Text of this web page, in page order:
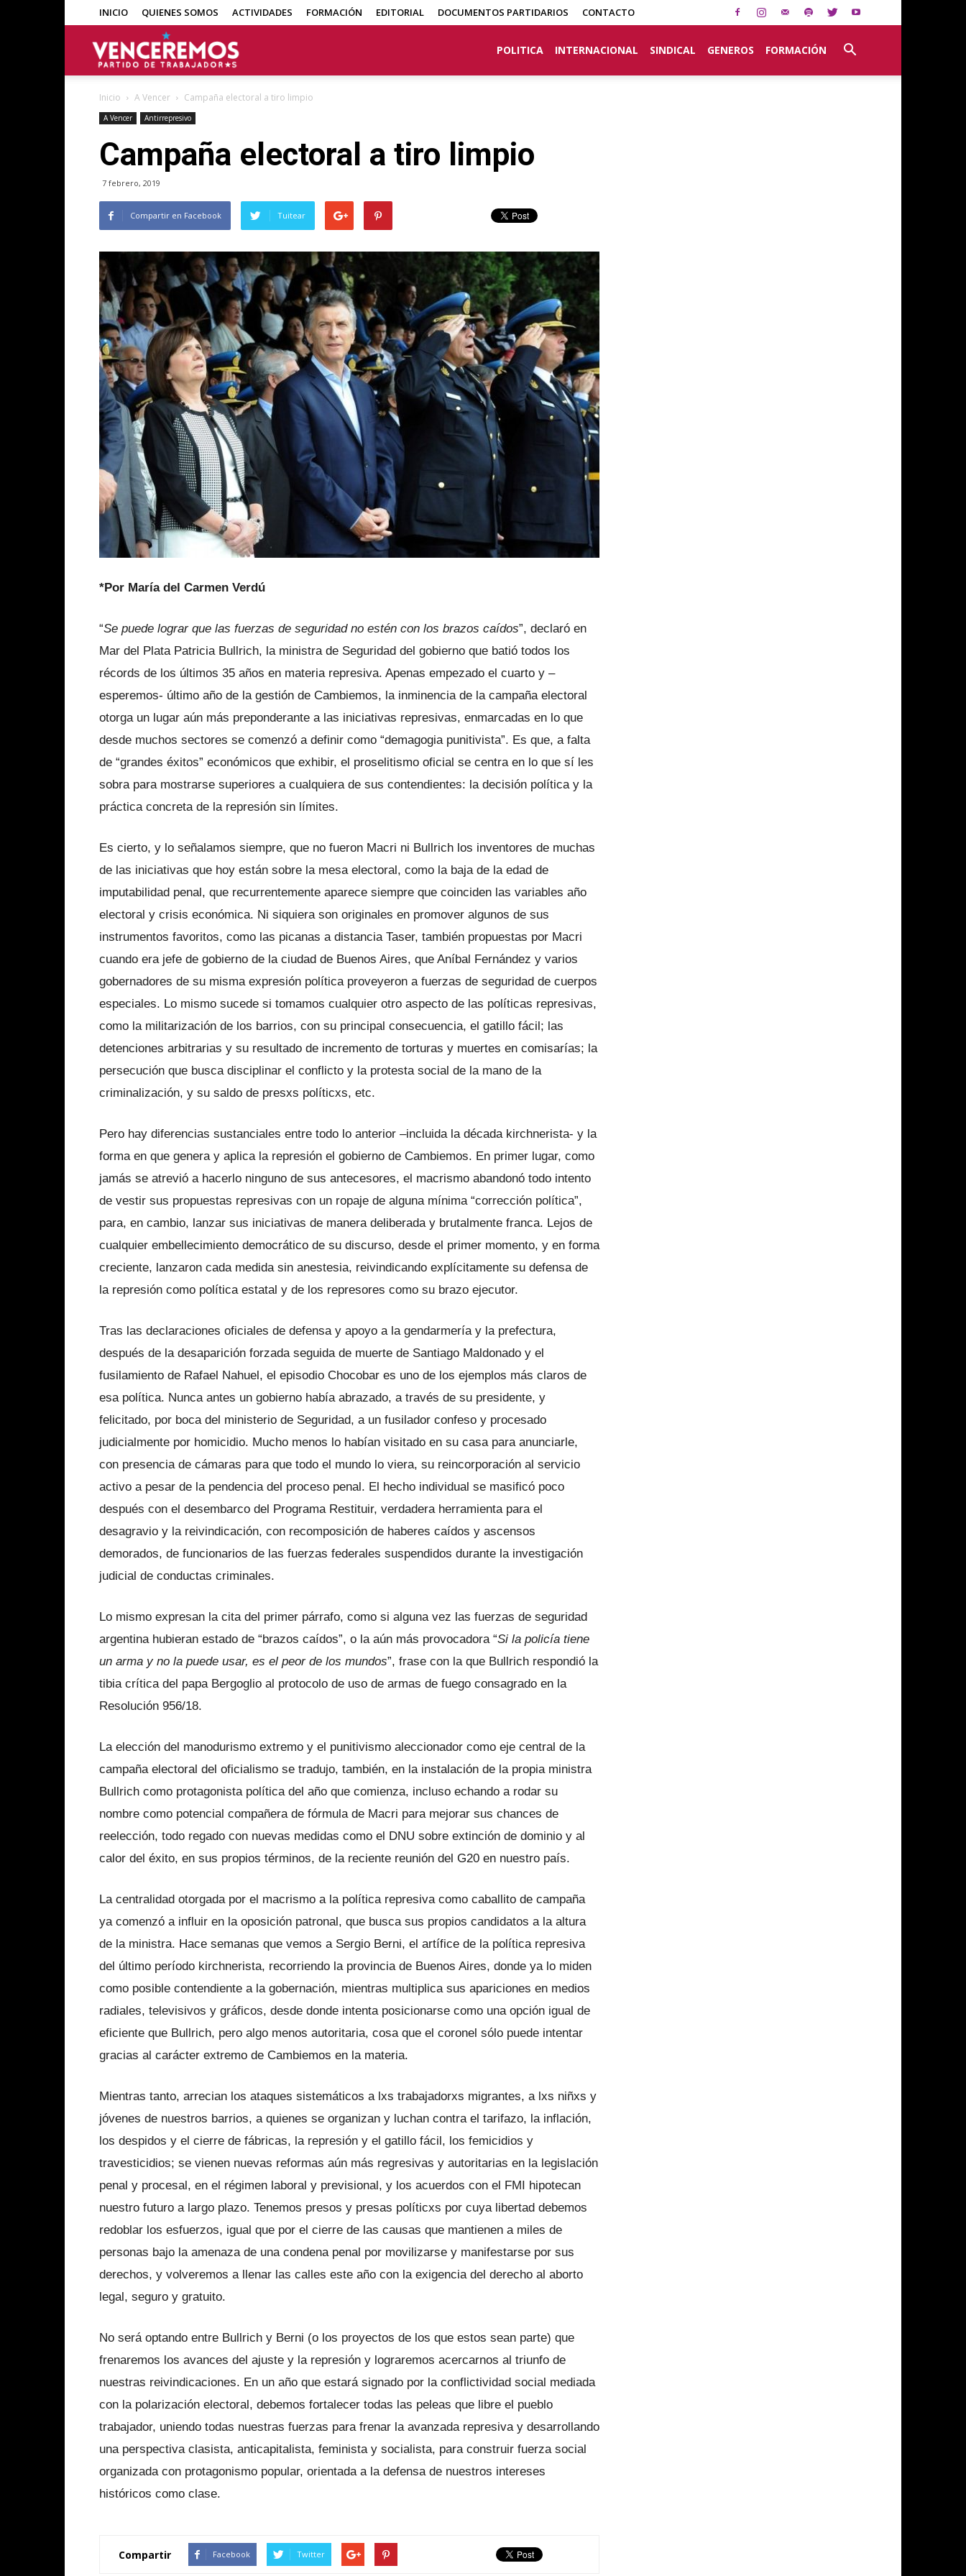
INICIO QUIENES SOMOS ACTIVIDADES FORMACIÓN EDITORIAL DOCUMENTOS PARTIDARIOS CONTACTO
POLITICA INTERNACIONAL SINDICAL GENEROS FORMACIÓN
Inicio A Vencer Campaña electoral a tiro limpio
A Vencer Antirrepresivo
Campaña electoral a tiro limpio
7 febrero, 2019
Compartir en Facebook Tuitear
*Por María del Carmen Verdú
“Se puede lograr que las fuerzas de seguridad no estén con los brazos caídos”, declaró en
Mar del Plata Patricia Bullrich, la ministra de Seguridad del gobierno que batió todos los
récords de los últimos 35 años en materia represiva. Apenas empezado el cuarto y –
esperemos- último año de la gestión de Cambiemos, la inminencia de la campaña electoral
otorga un lugar aún más preponderante a las iniciativas represivas, enmarcadas en lo que
desde muchos sectores se comenzó a definir como “demagogia punitivista”. Es que, a falta
de “grandes éxitos” económicos que exhibir, el proselitismo oficial se centra en lo que sí les
sobra para mostrarse superiores a cualquiera de sus contendientes: la decisión política y la
práctica concreta de la represión sin límites.
Es cierto, y lo señalamos siempre, que no fueron Macri ni Bullrich los inventores de muchas
de las iniciativas que hoy están sobre la mesa electoral, como la baja de la edad de
imputabilidad penal, que recurrentemente aparece siempre que coinciden las variables año
electoral y crisis económica. Ni siquiera son originales en promover algunos de sus
instrumentos favoritos, como las picanas a distancia Taser, también propuestas por Macri
cuando era jefe de gobierno de la ciudad de Buenos Aires, que Aníbal Fernández y varios
gobernadores de su misma expresión política proveyeron a fuerzas de seguridad de cuerpos
especiales. Lo mismo sucede si tomamos cualquier otro aspecto de las políticas represivas,
como la militarización de los barrios, con su principal consecuencia, el gatillo fácil; las
detenciones arbitrarias y su resultado de incremento de torturas y muertes en comisarías; la
persecución que busca disciplinar el conflicto y la protesta social de la mano de la
criminalización, y su saldo de presxs políticxs, etc.
Pero hay diferencias sustanciales entre todo lo anterior –incluida la década kirchnerista- y la
forma en que genera y aplica la represión el gobierno de Cambiemos. En primer lugar, como
jamás se atrevió a hacerlo ninguno de sus antecesores, el macrismo abandonó todo intento
de vestir sus propuestas represivas con un ropaje de alguna mínima “corrección política”,
para, en cambio, lanzar sus iniciativas de manera deliberada y brutalmente franca. Lejos de
cualquier embellecimiento democrático de su discurso, desde el primer momento, y en forma
creciente, lanzaron cada medida sin anestesia, reivindicando explícitamente su defensa de
la represión como política estatal y de los represores como su brazo ejecutor.
Tras las declaraciones oficiales de defensa y apoyo a la gendarmería y la prefectura,
después de la desaparición forzada seguida de muerte de Santiago Maldonado y el
fusilamiento de Rafael Nahuel, el episodio Chocobar es uno de los ejemplos más claros de
esa política. Nunca antes un gobierno había abrazado, a través de su presidente, y
felicitado, por boca del ministerio de Seguridad, a un fusilador confeso y procesado
judicialmente por homicidio. Mucho menos lo habían visitado en su casa para anunciarle,
con presencia de cámaras para que todo el mundo lo viera, su reincorporación al servicio
activo a pesar de la pendencia del proceso penal. El hecho individual se masificó poco
después con el desembarco del Programa Restituir, verdadera herramienta para el
desagravio y la reivindicación, con recomposición de haberes caídos y ascensos
demorados, de funcionarios de las fuerzas federales suspendidos durante la investigación
judicial de conductas criminales.
Lo mismo expresan la cita del primer párrafo, como si alguna vez las fuerzas de seguridad
argentina hubieran estado de “brazos caídos”, o la aún más provocadora “Si la policía tiene
un arma y no la puede usar, es el peor de los mundos”, frase con la que Bullrich respondió la
tibia crítica del papa Bergoglio al protocolo de uso de armas de fuego consagrado en la
Resolución 956/18.
La elección del manodurismo extremo y el punitivismo aleccionador como eje central de la
campaña electoral del oficialismo se tradujo, también, en la instalación de la propia ministra
Bullrich como protagonista política del año que comienza, incluso echando a rodar su
nombre como potencial compañera de fórmula de Macri para mejorar sus chances de
reelección, todo regado con nuevas medidas como el DNU sobre extinción de dominio y al
calor del éxito, en sus propios términos, de la reciente reunión del G20 en nuestro país.
La centralidad otorgada por el macrismo a la política represiva como caballito de campaña
ya comenzó a influir en la oposición patronal, que busca sus propios candidatos a la altura
de la ministra. Hace semanas que vemos a Sergio Berni, el artífice de la política represiva
del último período kirchnerista, recorriendo la provincia de Buenos Aires, donde ya lo miden
como posible contendiente a la gobernación, mientras multiplica sus apariciones en medios
radiales, televisivos y gráficos, desde donde intenta posicionarse como una opción igual de
eficiente que Bullrich, pero algo menos autoritaria, cosa que el coronel sólo puede intentar
gracias al carácter extremo de Cambiemos en la materia.
Mientras tanto, arrecian los ataques sistemáticos a lxs trabajadorxs migrantes, a lxs niñxs y
jóvenes de nuestros barrios, a quienes se organizan y luchan contra el tarifazo, la inflación,
los despidos y el cierre de fábricas, la represión y el gatillo fácil, los femicidios y
travesticidios; se vienen nuevas reformas aún más regresivas y autoritarias en la legislación
penal y procesal, en el régimen laboral y previsional, y los acuerdos con el FMI hipotecan
nuestro futuro a largo plazo. Tenemos presos y presas políticxs por cuya libertad debemos
redoblar los esfuerzos, igual que por el cierre de las causas que mantienen a miles de
personas bajo la amenaza de una condena penal por movilizarse y manifestarse por sus
derechos, y volveremos a llenar las calles este año con la exigencia del derecho al aborto
legal, seguro y gratuito.
No será optando entre Bullrich y Berni (o los proyectos de los que estos sean parte) que
frenaremos los avances del ajuste y la represión y lograremos acercarnos al triunfo de
nuestras reivindicaciones. En un año que estará signado por la conflictividad social mediada
con la polarización electoral, debemos fortalecer todas las peleas que libre el pueblo
trabajador, uniendo todas nuestras fuerzas para frenar la avanzada represiva y desarrollando
una perspectiva clasista, anticapitalista, feminista y socialista, para construir fuerza social
organizada con protagonismo popular, orientada a la defensa de nuestros intereses
históricos como clase.
Compartir Facebook Twitter